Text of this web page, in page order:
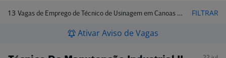
13 Vagas de Emprego de Técnico de Usinagem em Canoas - RS FILTRAR
Ativar Aviso de Vagas